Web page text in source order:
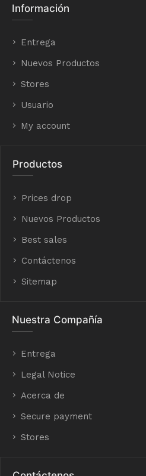
Información
Entrega
Nuevos Productos
Stores
Usuario
My account
Productos
Prices drop
Nuevos Productos
Best sales
Contáctenos
Sitemap
Nuestra Compañía
Entrega
Legal Notice
Acerca de
Secure payment
Stores